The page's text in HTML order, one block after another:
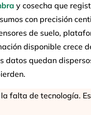
y cosecha que
con precisión
de suelo,
disponible crece
datos quedan
la falta de tecnología.